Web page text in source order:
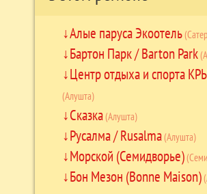
Алые паруса Экоотель
Бартон Парк / Barton Park
Центр отдыха и спорта
(Алушта)
Сказка(Алушта)
Русалма / Rusalma(Алушта)
Морской (Семидворье)
Бон Мезон (Bonne Maison)